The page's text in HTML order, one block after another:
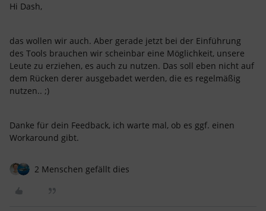
Hi Dash,
das wollen wir auch. Aber gerade jetzt bei der Einführung
des Tools brauchen wir scheinbar eine Möglichkeit, unsere
Leute zu erziehen, es auch zu nutzen. Das soll eben nicht auf
dem Rücken derer ausgebadet werden, die es regelmäßig
nutzen.. ;)
Danke für dein Feedback, ich warte mal, ob es ggf. einen
Workaround gibt.
2 Menschen gefällt dies